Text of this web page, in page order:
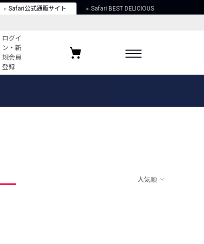
Safari公式通販サイト Safari BEST DELICIOUS
ログイ
ン・新
規会員
登録
お気に入りブランド
人気順